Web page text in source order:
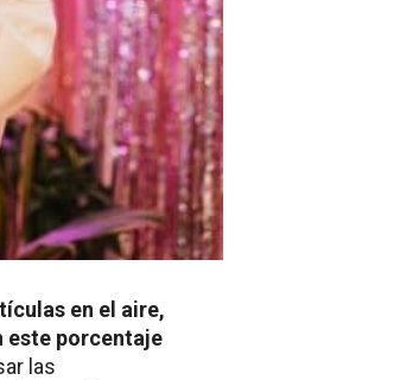
en el aire,
este porcentaje
las